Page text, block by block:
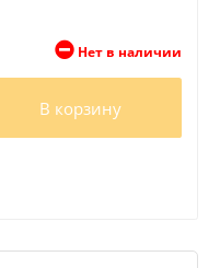
Нет в наличии
В корзину